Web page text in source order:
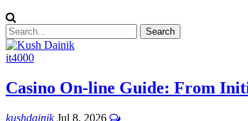
it4000
Casino On-line Guide: From
kushdainikJul 8, 2026